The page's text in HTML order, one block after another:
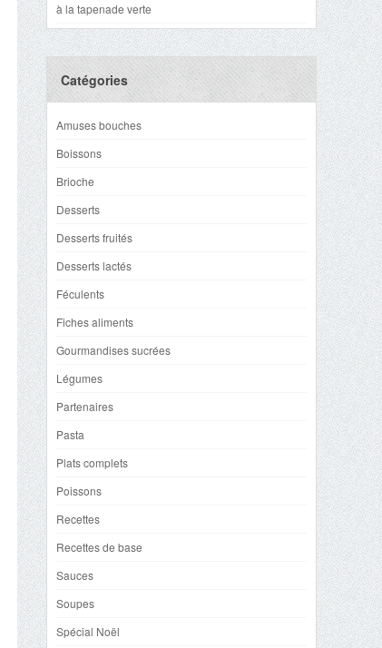
à la tapenade verte
Catégories
Amuses bouches
Boissons
Brioche
Desserts
Desserts fruités
Desserts lactés
Féculents
Fiches aliments
Gourmandises sucrées
Légumes
Partenaires
Pasta
Plats complets
Poissons
Recettes
Recettes de base
Sauces
Soupes
Spécial Noël